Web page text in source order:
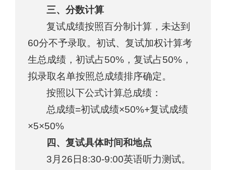
三、分数计算
复试成绩按照百分制计算，未达到
60分不予录取。初试、复试加权计算考
生总成绩，初试占50%，复试占50%，
拟录取名单按照总成绩排序确定。
按照以下公式计算总成绩：
总成绩=初试成绩×50%+复试成绩
×5×50%
四、复试具体时间和地点
3月26日8:30-9:00英语听力测试。